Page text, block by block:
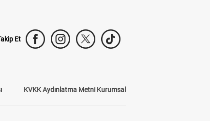
Et
KVKK Aydınlatma Metni Kurumsal